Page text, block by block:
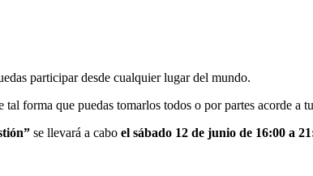
participar desde cualquier lugar del mundo.
forma que puedas tomarlos todos o por partes acorde a
se llevará a cabo el sábado 12 de junio de 16:00 a